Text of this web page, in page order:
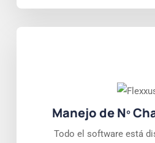
Manejo de Nº
Todo el software está